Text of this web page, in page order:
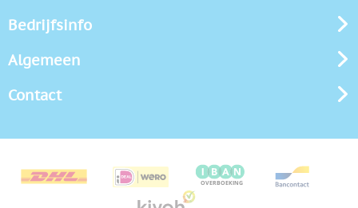
Bedrijfsinfo
Algemeen
Contact